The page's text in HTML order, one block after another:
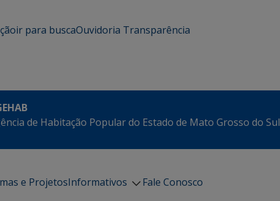
ir para buscaOuvidoria Transparência
de Habitação Popular do Estado de Mato Grosso do Sul
e ProjetosInformativos
Fale Conosco